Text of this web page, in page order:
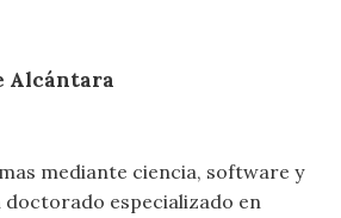
Alcántara
mediante ciencia, software y
especializado en